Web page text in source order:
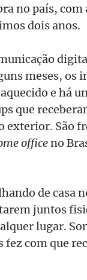
no país,
dois anos.
meses, os
e há
que
São
officeno
de casa
juntos
lugar.
com que